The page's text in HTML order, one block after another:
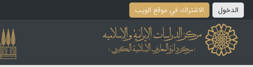
الدخول الاشتراك في موقع الویب